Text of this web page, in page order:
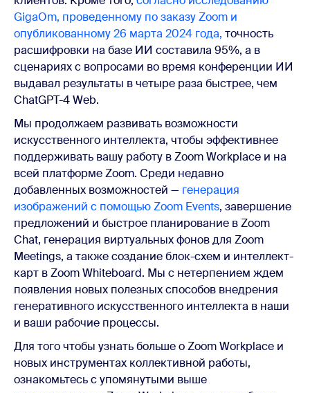
GigaOm, проведенному по заказу Zoom и
опубликованному 26 марта 2024 года, точность
расшифровки на базе ИИ составила 95%, а в
сценариях с вопросами во время конференции ИИ
выдавал результаты в четыре раза быстрее, чем
ChatGPT-4 Web.
Мы продолжаем развивать возможности
искусственного интеллекта, чтобы эффективнее
поддерживать вашу работу в Zoom Workplace и на
всей платформе Zoom. Среди недавно
добавленных возможностей — генерация
изображений с помощью Zoom Events, завершение
предложений и быстрое планирование в Zoom
Chat, генерация виртуальных фонов для Zoom
Meetings, а также создание блок-схем и интеллект-
карт в Zoom Whiteboard. Мы с нетерпением ждем
появления новых полезных способов внедрения
генеративного искусственного интеллекта в наши
и ваши рабочие процессы.
Для того чтобы узнать больше о Zoom Workplace и
новых инструментах коллективной работы,
ознакомьтесь с упомянутыми выше